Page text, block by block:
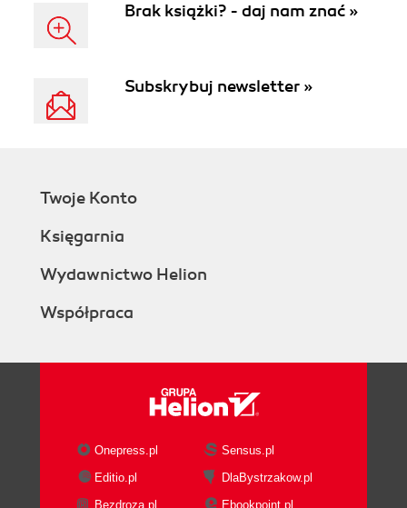
Brak książki? - daj nam znać »
Subskrybuj newsletter »
Twoje Konto
Księgarnia
Wydawnictwo Helion
Współpraca
Onepress.pl
Sensus.pl
Editio.pl
DlaBystrzakow.pl
Bezdroza.pl
Ebookpoint.pl